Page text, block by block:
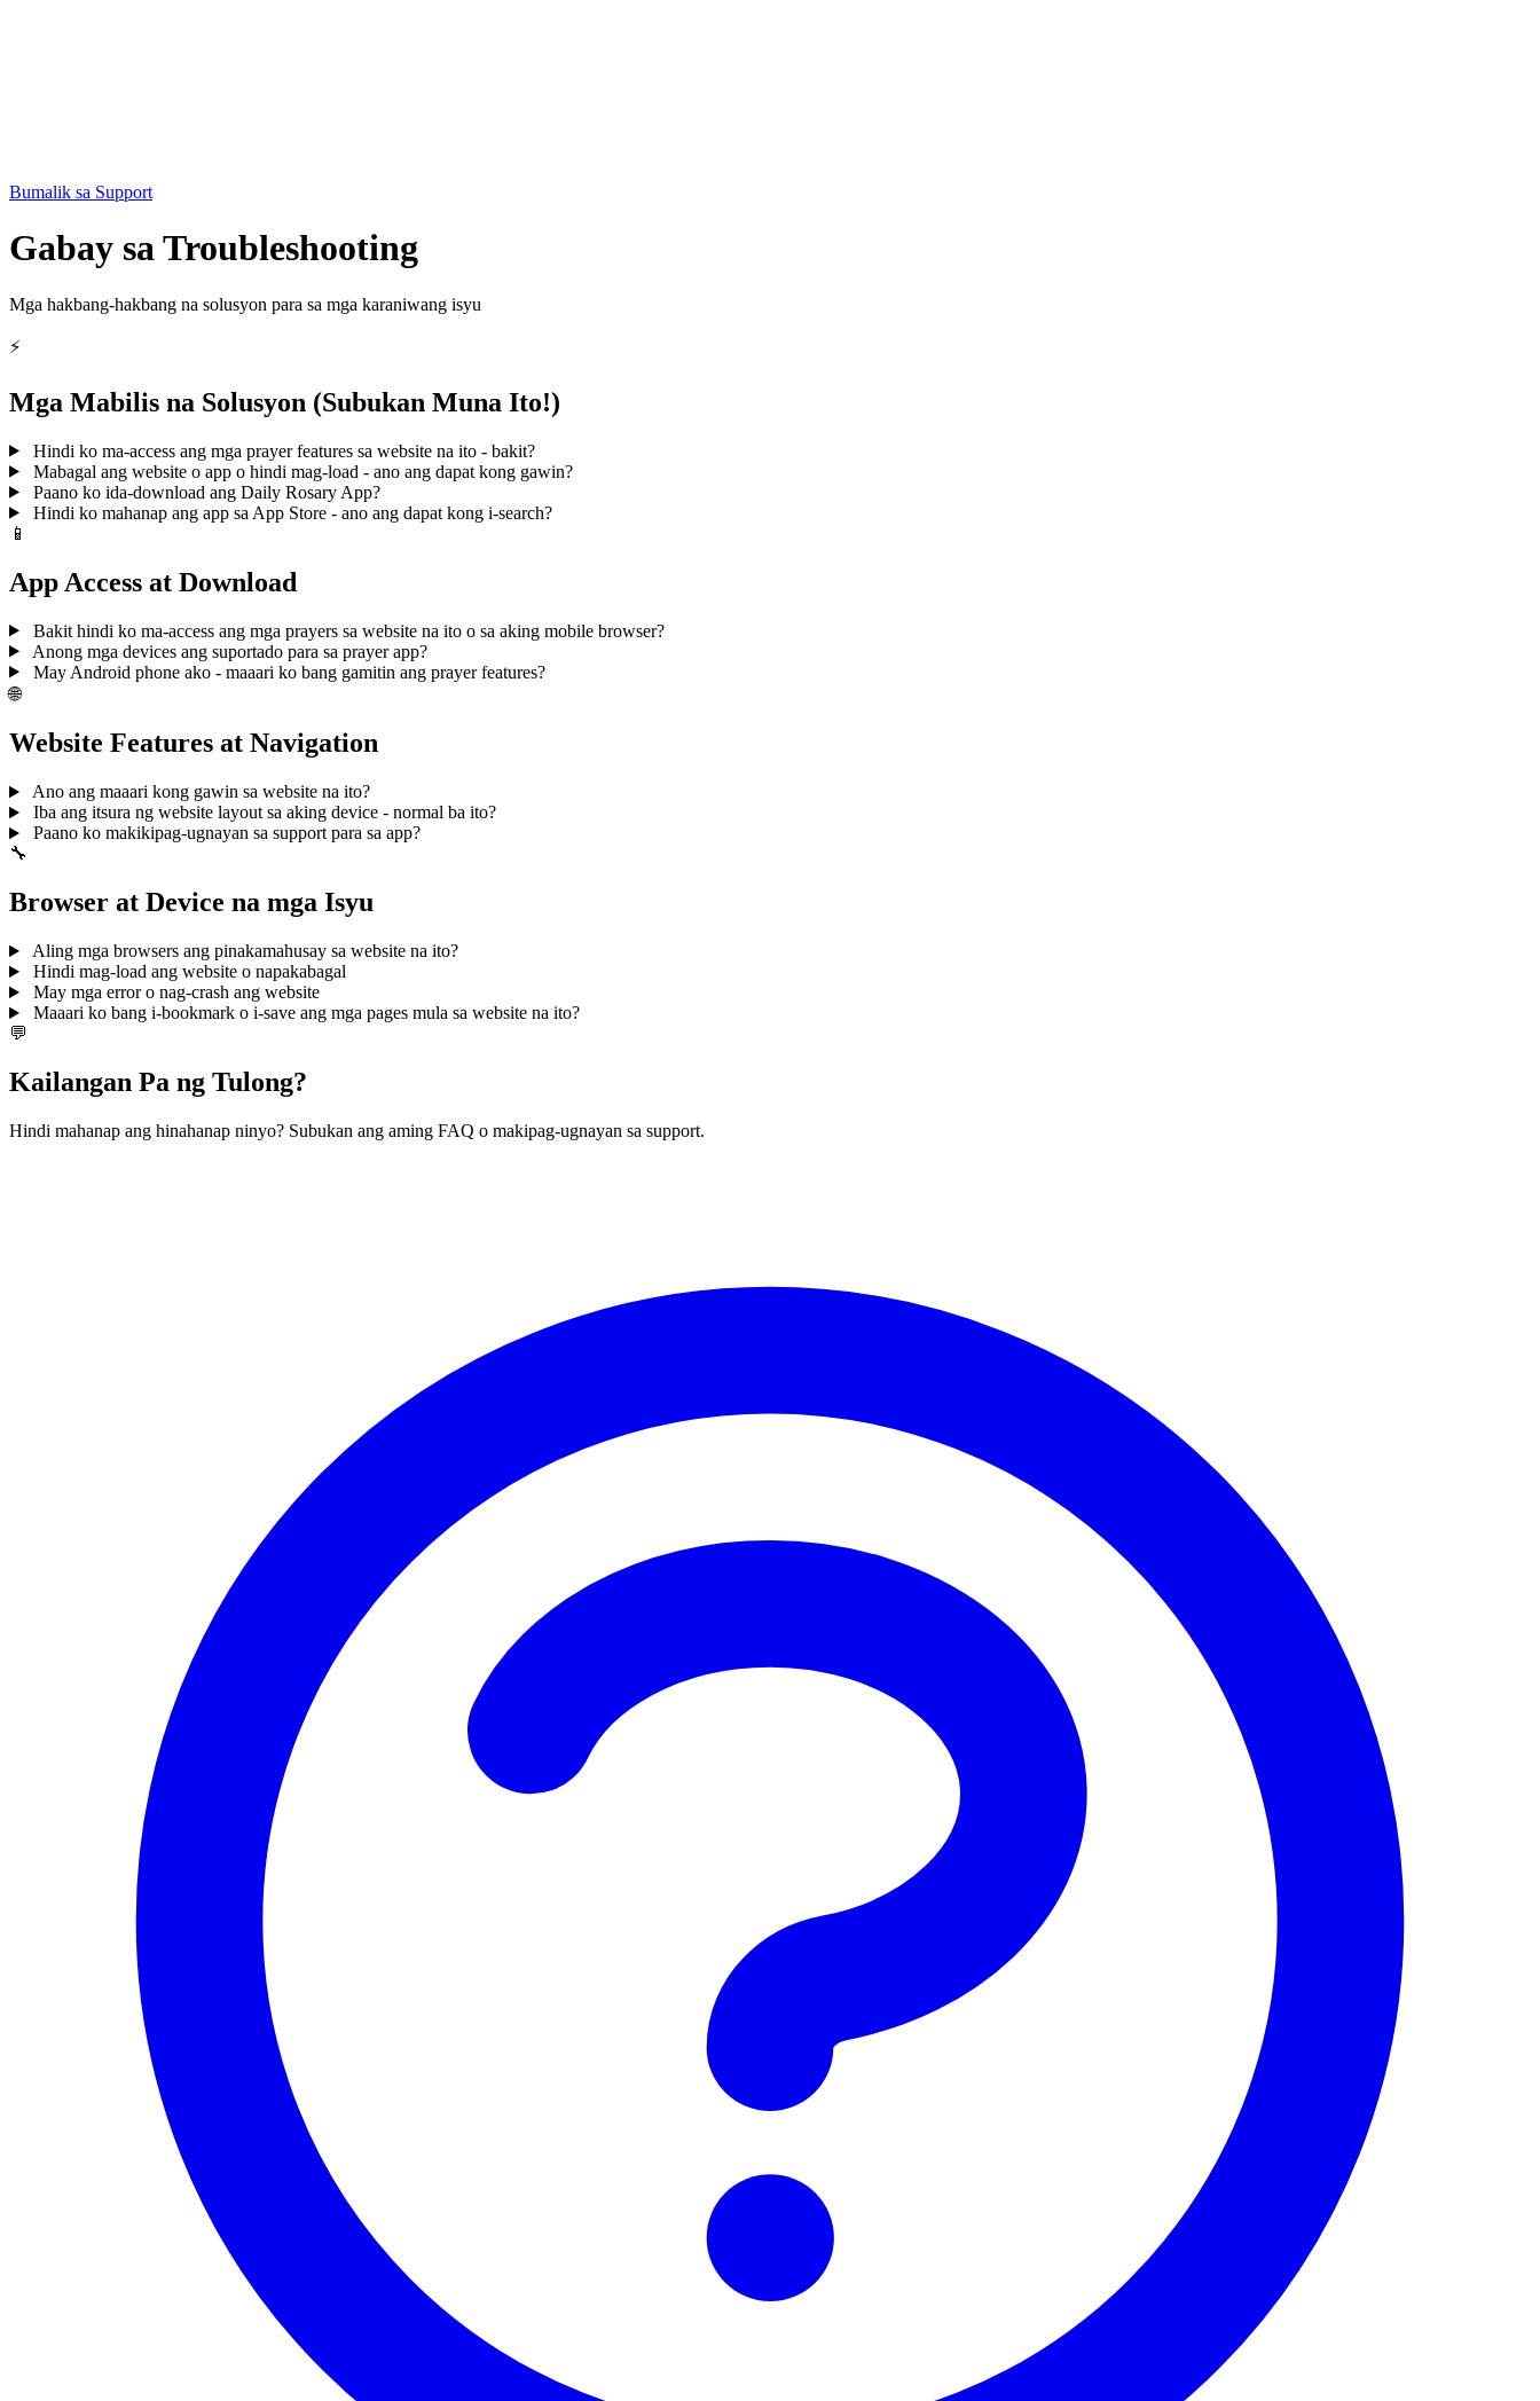
Bumalik sa Support
Gabay sa Troubleshooting
Mga hakbang-hakbang na solusyon para sa mga karaniwang isyu
⚡
Mga Mabilis na Solusyon (Subukan Muna Ito!)
Hindi ko ma-access ang mga prayer features sa website na ito - bakit?
Mabagal ang website o app o hindi mag-load - ano ang dapat kong gawin?
Paano ko ida-download ang Daily Rosary App?
Hindi ko mahanap ang app sa App Store - ano ang dapat kong i-search?
📱
App Access at Download
Bakit hindi ko ma-access ang mga prayers sa website na ito o sa aking mobile browser?
Anong mga devices ang suportado para sa prayer app?
May Android phone ako - maaari ko bang gamitin ang prayer features?
🌐
Website Features at Navigation
Ano ang maaari kong gawin sa website na ito?
Iba ang itsura ng website layout sa aking device - normal ba ito?
Paano ko makikipag-ugnayan sa support para sa app?
🔧
Browser at Device na mga Isyu
Aling mga browsers ang pinakamahusay sa website na ito?
Hindi mag-load ang website o napakabagal
May mga error o nag-crash ang website
Maaari ko bang i-bookmark o i-save ang mga pages mula sa website na ito?
💬
Kailangan Pa ng Tulong?
Hindi mahanap ang hinahanap ninyo? Subukan ang aming FAQ o makipag-ugnayan sa support.